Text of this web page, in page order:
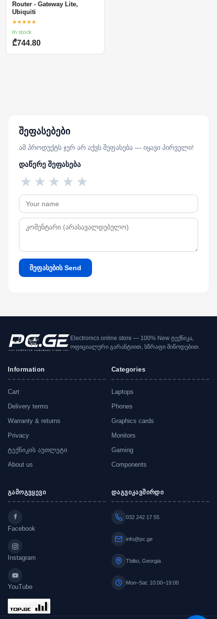
Router - Gateway Lite,
Ubiquiti
★★★★★
In stock
₾744.80
შეფასებები
ამ პროდუქტს ჯერ არ აქვს შეფასება — იყავი პირველი!
დაწერე შეფასება
★
★
★
★
★
შეფასების Send
Electronics online store — 100% New ტექნიკა,
ოფიციალური გარანტიით, სწრაფი მიწოდებით.
Information
Cart
Delivery terms
Warranty & returns
Privacy
ტექნიკის აუთლეტი
About us
Categories
Laptops
Phones
Graphics cards
Monitors
Gaming
Components
გამოგვყევი
Facebook
Instagram
YouTube
დაგვიკავშირდი
032 242 17 55
info@pc.ge
Tbilisi, Georgia
Mon–Sat: 10:00–19:00